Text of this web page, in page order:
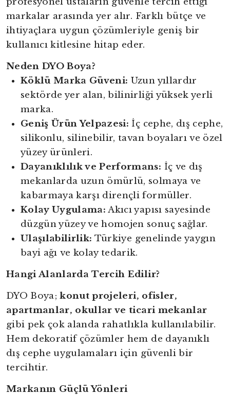
markalar arasında yer alır. Farklı bütçe ve
ihtiyaçlara uygun çözümleriyle geniş bir
kullanıcı kitlesine hitap eder.
Neden DYO Boya?
Köklü Marka Güveni: Uzun yıllardır
sektörde yer alan, bilinirliği yüksek yerli
marka.
Geniş Ürün Yelpazesi: İç cephe, dış cephe,
silikonlu, silinebilir, tavan boyaları ve özel
yüzey ürünleri.
Dayanıklılık ve Performans: İç ve dış
mekanlarda uzun ömürlü, solmaya ve
kabarmaya karşı dirençli formüller.
Kolay Uygulama: Akıcı yapısı sayesinde
düzgün yüzey ve homojen sonuç sağlar.
Ulaşılabilirlik: Türkiye genelinde yaygın
bayi ağı ve kolay tedarik.
Hangi Alanlarda Tercih Edilir?
DYO Boya;konut projeleri, ofisler,
apartmanlar, okullar ve ticari mekanlar
gibi pek çok alanda rahatlıkla kullanılabilir.
Hem dekoratif çözümler hem de dayanıklı
dış cephe uygulamaları için güvenli bir
tercihtir.
Markanın Güçlü Yönleri